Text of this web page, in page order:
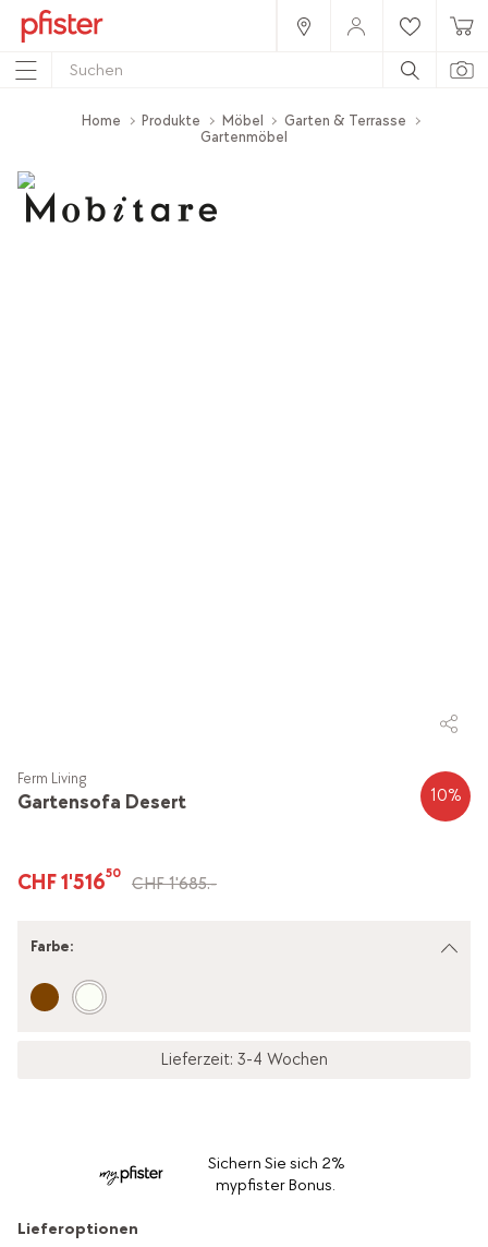
Home Produkte Möbel
Garten & Terrasse
Gartenmöbel
Gartensofa Desert
Ferm Living
10%
CHF 1'51650
CHF 1'685.-
Farbe:
Lieferzeit: 3-4 Wochen
Sichern Sie sich 2%
mypfister Bonus.
Lieferoptionen